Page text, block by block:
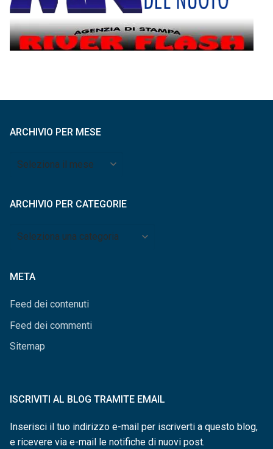
ARCHIVIO PER MESE
Archivio
ARCHIVIO PER CATEGORIE
Archivio
META
Feed dei contenuti
Feed dei commenti
Sitemap
ISCRIVITI AL BLOG TRAMITE EMAIL
Inserisci il tuo indirizzo e-mail per iscriverti a questo blog,
e ricevere via e-mail le notifiche di nuovi post.